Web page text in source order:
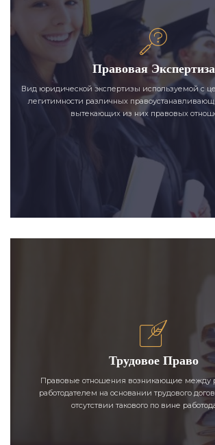
Правовая Экспертиза
Вид юридической экспертизы используемой с
легитимности различных
вытекающих из них правовых
Трудовое Право
Правовые отношения возникающие между
работодателем на основании трудового
отсутствии такового по вине